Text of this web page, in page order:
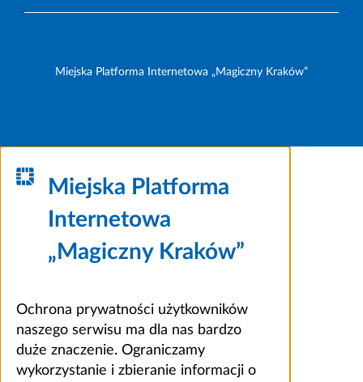
Miejska Platforma Internetowa „Magiczny Kraków”
Miejska Platforma
Internetowa
„Magiczny Kraków”
Ochrona prywatności użytkowników
naszego serwisu ma dla nas bardzo
duże znaczenie. Ograniczamy
wykorzystanie i zbieranie informacji o